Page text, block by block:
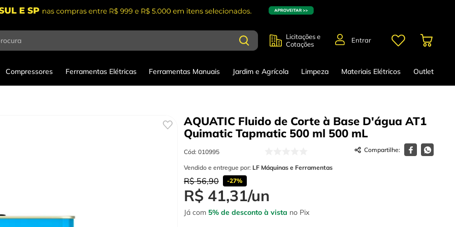
Licitações e
Cotações
Entrar
Compressores Ferramentas Elétricas Ferramentas Manuais Jardim e Agrícola Limpeza Materiais Elétricos Outlet
AQUATIC Fluido de Corte à Base D'água AT1
Quimatic Tapmatic 500 ml 500 mL
Cód: 010995
Vendido e entregue por: LF Máquinas e Ferramentas
R$ 56,90 -27%
R$ 41,31/un
Já com 5% de desconto à vista no Pix